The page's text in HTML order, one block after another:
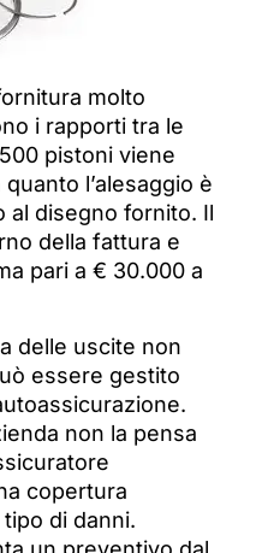
molto
i rapporti tra le
pistoni viene
l’alesaggio è
al disegno fornito. Il
della fattura e
pari a € 30.000 a
delle uscite non
essere gestito
non la pensa
copertura
di danni.